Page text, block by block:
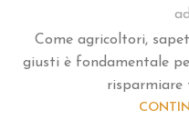
Come agricoltori,
giusti è fondamentale
risparmiare